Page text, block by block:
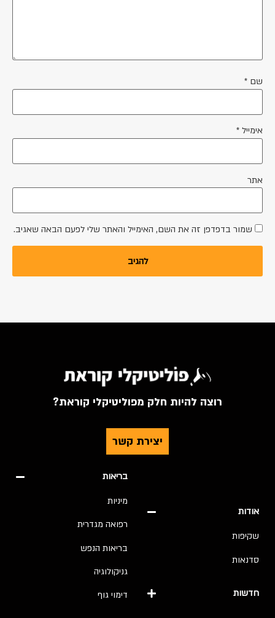
שם *
אימייל *
אתר
שמור בדפדפן זה את השם, האימייל והאתר שלי לפעם הבאה שאגיב.
רוצה להיות חלק מפוליטיקלי קוראת?
יצירת קשר
אודות
שקיפות
סדנאות
חדשות
בריאות
מיניות
רפואה מגדרית
בריאות הנפש
גניקולוגיה
דימוי גוף